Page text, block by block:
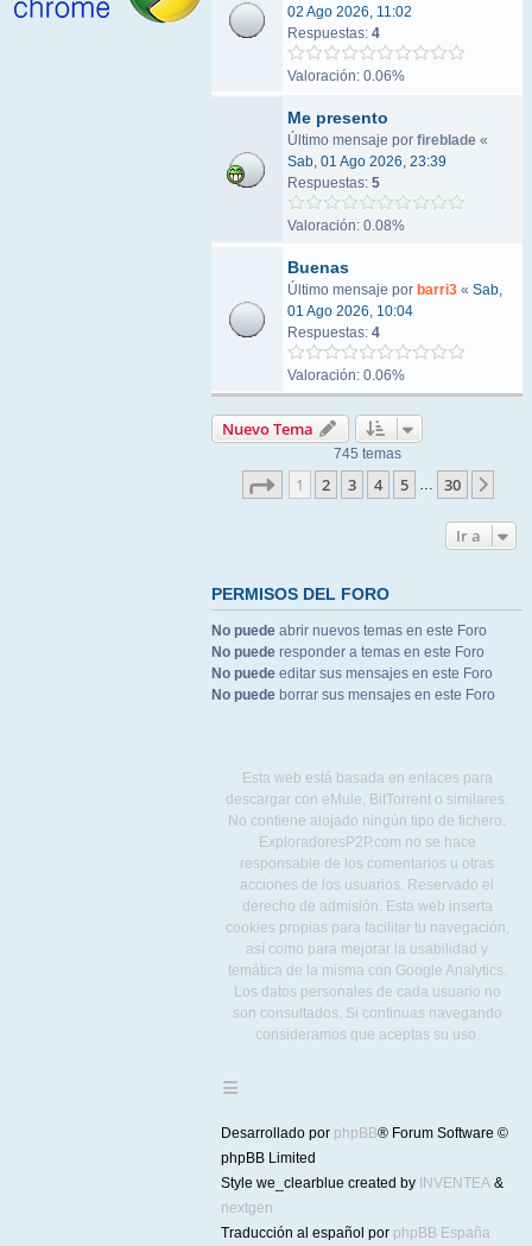
02 Ago 2026, 11:02
Respuestas: 4
Valoración: 0.06%
Me presento
Último mensaje por fireblade «
Sab, 01 Ago 2026, 23:39
Respuestas: 5
Valoración: 0.08%
Buenas
Último mensaje por barri3 « Sab,
01 Ago 2026, 10:04
Respuestas: 4
Valoración: 0.06%
Nuevo Tema
745 temas
Página de 30
1 2 3 4 5 … 30
Ir a
PERMISOS DEL FORO
No puede abrir nuevos temas en este Foro
No puede responder a temas en este Foro
No puede editar sus mensajes en este Foro
No puede borrar sus mensajes en este Foro
Esta web está basada en enlaces para
descargar con eMule, BitTorrent o similares.
No contiene alojado ningún tipo de fichero.
ExploradoresP2P.com no se hace
responsable de los comentarios u otras
acciones de los usuarios. Reservado el
derecho de admisión. Esta web inserta
cookies propias para facilitar tu navegación,
así como para mejorar la usabilidad y
temática de la misma con Google Analytics.
Los datos personales de cada usuario no
son consultados. Si continuas navegando
consideramos que aceptas su uso.
Desarrollado por phpBB® Forum Software ©
phpBB Limited
Style we_clearblue created by INVENTEA &
nextgen
Traducción al español por phpBB España